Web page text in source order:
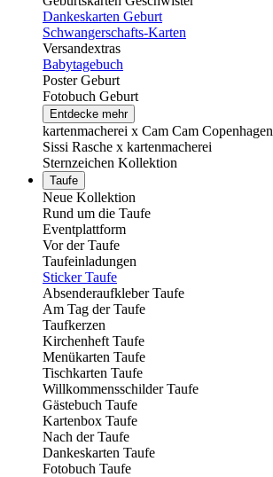
Dankeskarten Geburt
Schwangerschafts-Karten
Versandextras
Babytagebuch
Poster Geburt
Fotobuch Geburt
Entdecke mehr
kartenmacherei x Cam Cam Copenhagen
Sissi Rasche x kartenmacherei
Sternzeichen Kollektion
Taufe
Neue Kollektion
Rund um die Taufe
Eventplattform
Vor der Taufe
Taufeinladungen
Sticker Taufe
Absenderaufkleber Taufe
Am Tag der Taufe
Taufkerzen
Kirchenheft Taufe
Menükarten Taufe
Tischkarten Taufe
Willkommensschilder Taufe
Gästebuch Taufe
Kartenbox Taufe
Nach der Taufe
Dankeskarten Taufe
Fotobuch Taufe